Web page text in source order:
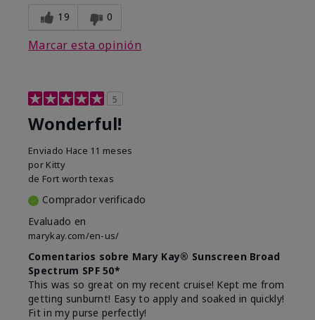
19 0
Marcar esta opinión
5
Wonderful!
Enviado Hace 11 meses
por Kitty
de Fort worth texas
Comprador verificado
Evaluado en
marykay.com/en-us/
Comentarios sobre Mary Kay® Sunscreen Broad
Spectrum SPF 50*
This was so great on my recent cruise! Kept me from
getting sunburnt! Easy to apply and soaked in quickly!
Fit in my purse perfectly!